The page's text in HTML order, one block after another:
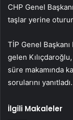
CHP Genel
taşlar yerine
TİP Genel
gelen
süre makamında
sorularını yanıtladı.
İlgili Makaleler